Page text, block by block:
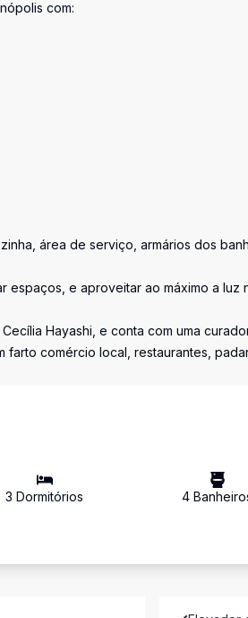
com:
área de serviço, armários dos
espaços, e aproveitar ao máximo a
Hayashi, e conta com uma
comércio local, restaurantes,
3 Dormitórios 4 Banheiro